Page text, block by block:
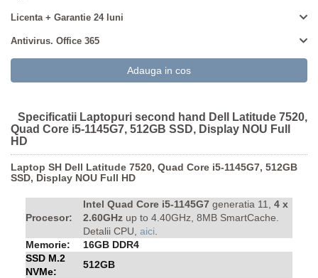
Licenta + Garantie 24 luni
Antivirus. Office 365
Specificatii Laptopuri second hand Dell Latitude 7520,
Quad Core i5-1145G7, 512GB SSD, Display NOU Full
HD
Laptop SH Dell Latitude 7520, Quad Core i5-1145G7, 512GB
SSD, Display NOU Full HD
Procesor:
Intel Quad Core i5-1145G7 generatia 11, 4 x
2.60GHz up to 4.40GHz, 8MB SmartCache.
Detalii CPU, aici
Memorie:
16GB DDR4
SSD M.2
NVMe:
512GB